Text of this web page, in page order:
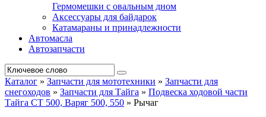
Гермомешки с овальным дном
Аксессуары для байдарок
Катамараны и принадлежности
Автомасла
Автозапчасти
Каталог » Запчасти для мототехники » Запчасти для
снегоходов » Запчасти для Тайга » Подвеска ходовой части
Тайга СТ 500, Варяг 500, 550 » Рычаг